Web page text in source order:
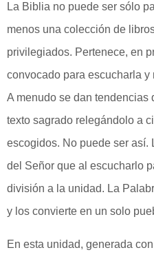
La Biblia no puede ser sólo
menos una colección de
privilegiados. Pertenece, en
convocado para escucharla
A menudo se dan tendencias
texto sagrado relegándolo a
escogidos. No puede ser
del Señor que al escucharlo
división a la unidad. La
y los convierte en un solo
En esta unidad, generada